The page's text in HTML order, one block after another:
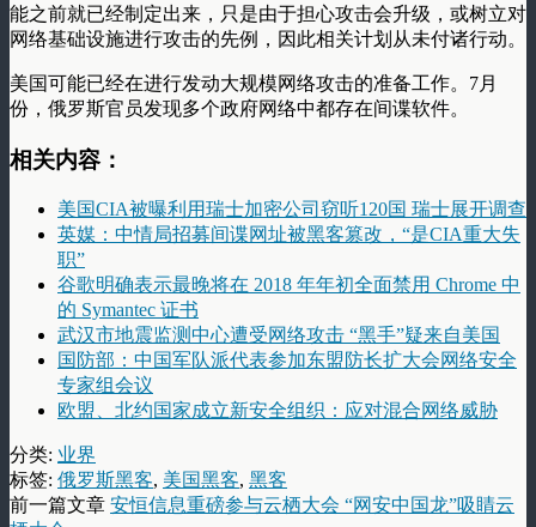
能之前就已经制定出来，只是由于担心攻击会升级，或树立对
网络基础设施进行攻击的先例，因此相关计划从未付诸行动。
美国可能已经在进行发动大规模网络攻击的准备工作。7月
份，俄罗斯官员发现多个政府网络中都存在间谍软件。
相关内容：
美国CIA被曝利用瑞士加密公司窃听120国 瑞士展开调查
英媒：中情局招募间谍网址被黑客篡改，“是CIA重大失
职”
谷歌明确表示最晚将在 2018 年年初全面禁用 Chrome 中
的 Symantec 证书
武汉市地震监测中心遭受网络攻击 “黑手”疑来自美国
国防部：中国军队派代表参加东盟防长扩大会网络安全
专家组会议
欧盟、北约国家成立新安全组织：应对混合网络威胁
分类: 业界
标签: 俄罗斯黑客, 美国黑客, 黑客
前一篇文章 安恒信息重磅参与云栖大会 “网安中国龙”吸睛云